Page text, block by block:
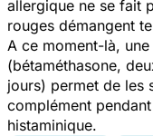
allergique ne se fait
rouges démangent
A ce moment-là,
(bétaméthasone,
jours) permet de les
complément
histaminique.